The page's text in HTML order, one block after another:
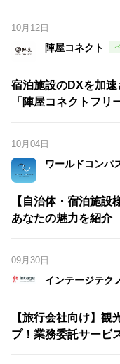
10月12日
陣屋コネクト
宿泊施設のDXを加
「陣屋コネクトフリ
10月04日
ワールドコンパ
【自治体・宿泊施
あなたの魅力を紹介
09月30日
インテージテク
【旅行会社向け】観
プ！業務委託サービ